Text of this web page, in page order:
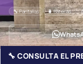
🔧 Pantallas 🔋 Baterías
🔧 CONSULTA EL